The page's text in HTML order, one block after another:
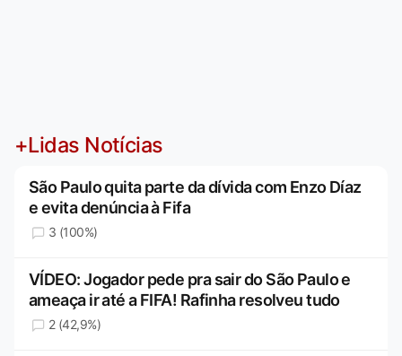
+Lidas Notícias
São Paulo quita parte da dívida com Enzo Díaz
e evita denúncia à Fifa
3 (100%)
VÍDEO: Jogador pede pra sair do São Paulo e
ameaça ir até a FIFA! Rafinha resolveu tudo
2 (42,9%)